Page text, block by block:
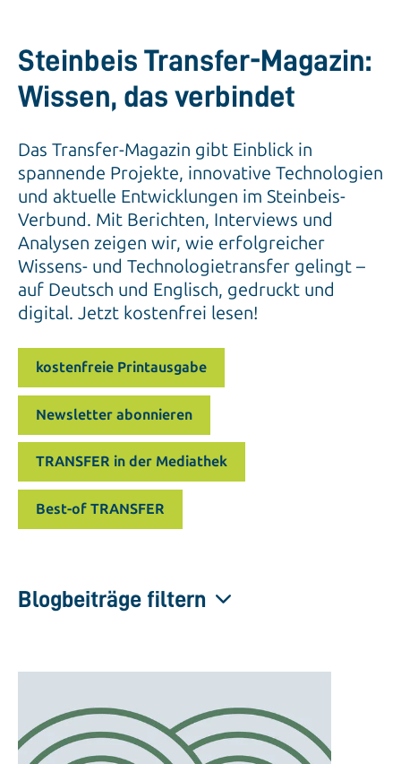
Steinbeis Transfer-Magazin:
Wissen, das verbindet
Das Transfer-Magazin gibt Einblick in
spannende Projekte, innovative Technologien
und aktuelle Entwicklungen im Steinbeis-
Verbund. Mit Berichten, Interviews und
Analysen zeigen wir, wie erfolgreicher
Wissens- und Technologietransfer gelingt –
auf Deutsch und Englisch, gedruckt und
digital. Jetzt kostenfrei lesen!
kostenfreie Printausgabe
Newsletter abonnieren
TRANSFER in der Mediathek
Best-of TRANSFER
Blogbeiträge filtern